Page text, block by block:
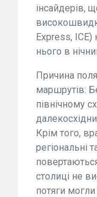
інсайдерів,
Express, ICE)
нього в
Причина
маршрутів:
північному
Крім того,
регіональні
столиці не
потяги